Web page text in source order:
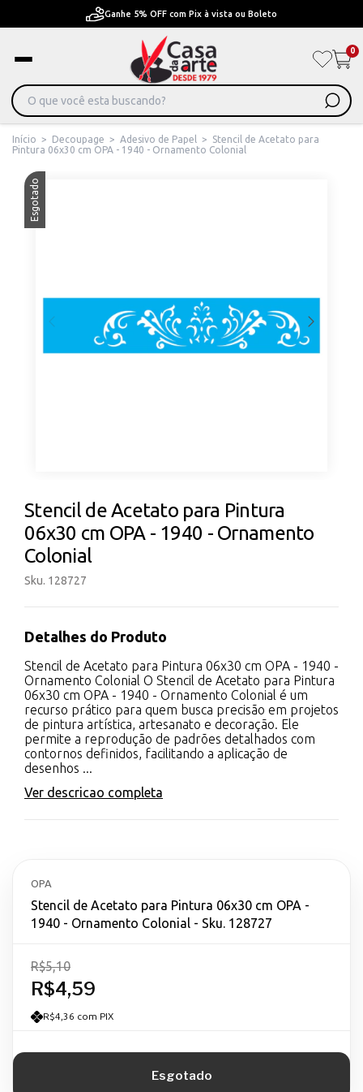
Ganhe 5% OFF com Pix à vista ou Boleto
0
Início > Decoupage > Adesivo de Papel >
Stencil de Acetato para
Pintura 06x30 cm OPA - 1940 - Ornamento Colonial
Esgotado
Stencil de Acetato para Pintura
06x30 cm OPA - 1940 - Ornamento
Colonial
Sku. 128727
Detalhes do Produto
Stencil de Acetato para Pintura 06x30 cm OPA - 1940 -
Ornamento Colonial O Stencil de Acetato para Pintura
06x30 cm OPA - 1940 - Ornamento Colonial é um
recurso prático para quem busca precisão em projetos
de pintura artística, artesanato e decoração. Ele
permite a reprodução de padrões detalhados com
contornos definidos, facilitando a aplicação de
desenhos ...
Ver descricao completa
OPA
Stencil de Acetato para Pintura 06x30 cm OPA -
1940 - Ornamento Colonial - Sku. 128727
R$4,59
R$5,10
R$4,36 com PIX